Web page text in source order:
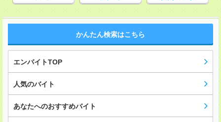
かんたん検索はこちら
エンバイトTOP
人気のバイト
あなたへのおすすめバイト